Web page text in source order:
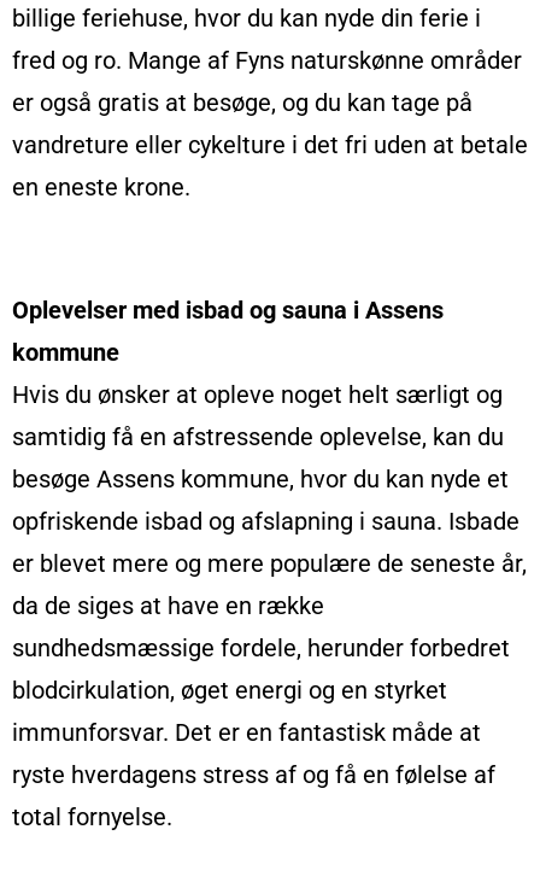
billige feriehuse, hvor du kan nyde din ferie i
fred og ro. Mange af Fyns naturskønne områder
er også gratis at besøge, og du kan tage på
vandreture eller cykelture i det fri uden at betale
en eneste krone.
Oplevelser med isbad og sauna i Assens
kommune
Hvis du ønsker at opleve noget helt særligt og
samtidig få en afstressende oplevelse, kan du
besøge Assens kommune, hvor du kan nyde et
opfriskende isbad og afslapning i sauna. Isbade
er blevet mere og mere populære de seneste år,
da de siges at have en række
sundhedsmæssige fordele, herunder forbedret
blodcirkulation, øget energi og en styrket
immunforsvar. Det er en fantastisk måde at
ryste hverdagens stress af og få en følelse af
total fornyelse.